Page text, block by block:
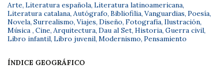
Arte, Literatura española, Literatura latinoamericana,
Literatura catalana, Autógrafo, Bibliofilia, Vanguardias, Poesía,
Novela, Surrealismo, Viajes, Diseño, Fotografía, Ilustración,
Música , Cine, Arquitectura, Dau al Set, Historia, Guerra civil,
Libro infantil, Libro juvenil, Modernismo, Pensamiento
ÍNDICE GEOGRÁFICO